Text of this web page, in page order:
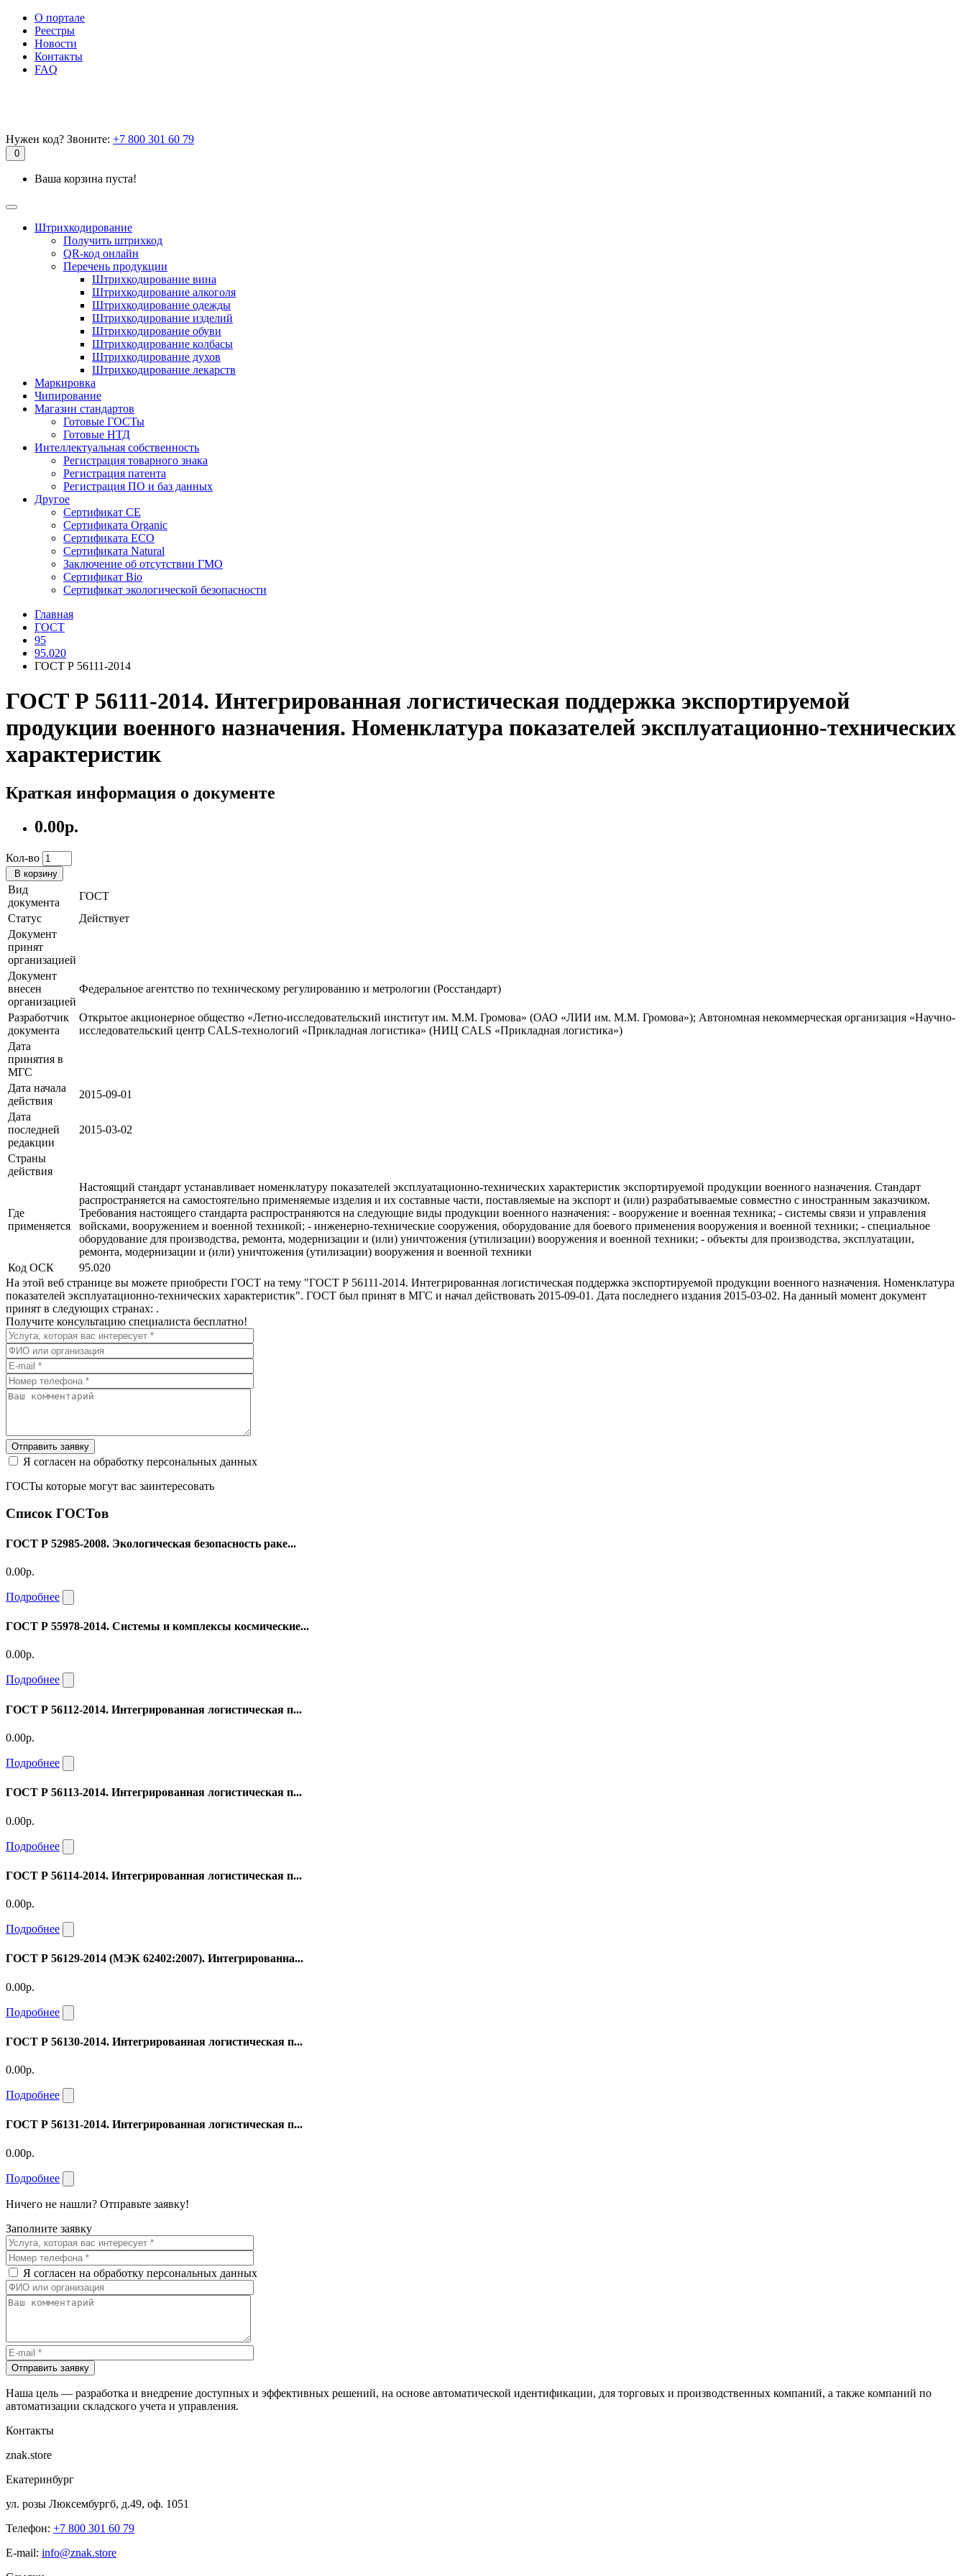
О портале
Реестры
Новости
Контакты
FAQ
Нужен код? Звоните: +7 800 301 60 79
0
Ваша корзина пуста!
Штрихкодирование
Получить штрихкод
QR-код онлайн
Перечень продукции
Штрихкодирование вина
Штрихкодирование алкоголя
Штрихкодирование одежды
Штрихкодирование изделий
Штрихкодирование обуви
Штрихкодирование колбасы
Штрихкодирование духов
Штрихкодирование лекарств
Маркировка
Чипирование
Магазин стандартов
Готовые ГОСТы
Готовые НТД
Интеллектуальная собственность
Регистрация товарного знака
Регистрация патента
Регистрация ПО и баз данных
Другое
Сертификат СЕ
Сертификата Organic
Сертификата ECO
Сертификата Natural
Заключение об отсутствии ГМО
Сертификат Bio
Сертификат экологической безопасности
Главная
ГОСТ
95
95.020
ГОСТ Р 56111-2014
ГОСТ Р 56111-2014. Интегрированная логистическая поддержка экспортируемой
продукции военного назначения. Номенклатура показателей эксплуатационно-технических
характеристик
Краткая информация о документе
0.00р.
Кол-во
В корзину
Вид
документа
ГОСТ
Статус
Действует
Документ
принят
организацией
Документ
внесен
организацией
Федеральное агентство по техническому регулированию и метрологии (Росстандарт)
Разработчик
документа
Открытое акционерное общество «Летно-исследовательский институт им. М.М. Громова» (ОАО «ЛИИ им. М.М. Громова»); Автономная некоммерческая организация «Научно-
исследовательский центр CALS-технологий «Прикладная логистика» (НИЦ CALS «Прикладная логистика»)
Дата
принятия в
МГС
Дата начала
действия
2015-09-01
Дата
последней
редакции
2015-03-02
Страны
действия
Где
применяется
Настоящий стандарт устанавливает номенклатуру показателей эксплуатационно-технических характеристик экспортируемой продукции военного назначения. Стандарт
распространяется на самостоятельно применяемые изделия и их составные части, поставляемые на экспорт и (или) разрабатываемые совместно с иностранным заказчиком.
Требования настоящего стандарта распространяются на следующие виды продукции военного назначения: - вооружение и военная техника; - системы связи и управления
войсками, вооружением и военной техникой; - инженерно-технические сооружения, оборудование для боевого применения вооружения и военной техники; - специальное
оборудование для производства, ремонта, модернизации и (или) уничтожения (утилизации) вооружения и военной техники; - объекты для производства, эксплуатации,
ремонта, модернизации и (или) уничтожения (утилизации) вооружения и военной техники
Код ОСК
95.020
На этой веб странице вы можете приобрести ГОСТ на тему "ГОСТ Р 56111-2014. Интегрированная логистическая поддержка экспортируемой продукции военного назначения. Номенклатура
показателей эксплуатационно-технических характеристик". ГОСТ был принят в МГС и начал действовать 2015-09-01. Дата последнего издания 2015-03-02. На данный момент документ
принят в следующих странах: .
Получите консультацию специалиста бесплатно!
Отправить заявку
Я согласен на обработку персональных данных
ГОСТы которые могут вас заинтересовать
Список ГОСТов
ГОСТ Р 52985-2008. Экологическая безопасность раке...
0.00р.
Подробнее
ГОСТ Р 55978-2014. Системы и комплексы космические...
0.00р.
Подробнее
ГОСТ Р 56112-2014. Интегрированная логистическая п...
0.00р.
Подробнее
ГОСТ Р 56113-2014. Интегрированная логистическая п...
0.00р.
Подробнее
ГОСТ Р 56114-2014. Интегрированная логистическая п...
0.00р.
Подробнее
ГОСТ Р 56129-2014 (МЭК 62402:2007). Интегрированна...
0.00р.
Подробнее
ГОСТ Р 56130-2014. Интегрированная логистическая п...
0.00р.
Подробнее
ГОСТ Р 56131-2014. Интегрированная логистическая п...
0.00р.
Подробнее
Ничего не нашли? Отправьте заявку!
Заполните заявку
Я согласен на обработку персональных данных
Отправить заявку
Наша цель — разработка и внедрение доступных и эффективных решений, на основе автоматической идентификации, для торговых и производственных компаний, а также компаний по
автоматизации складского учета и управления.
Контакты
znak.store
Екатеринбург
ул. розы Люксембургб, д.49, оф. 1051
Телефон: +7 800 301 60 79
E-mail: info@znak.store